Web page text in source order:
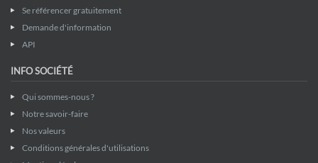
Se référencer gratuitement
Demande d'information
API
INFO SOCIÉTÉ
Qui sommes-nous ?
Notre savoir-faire
Nos valeurs
Conditions générales d'utilisations